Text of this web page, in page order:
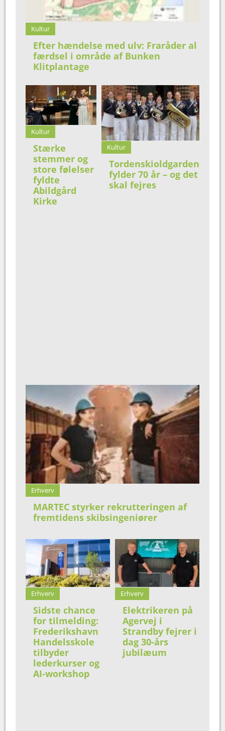
Kultur
Efter hændelse med ulv: Fraråder al
færdsel i område af Bunken
Klitplantage
Kultur
Stærke
stemmer og
store følelser
fyldte
Abildgård
Kirke
Kultur
Tordenskioldgarden
fylder 70 år – og det
skal fejres
Erhverv
MARTEC styrker rekrutteringen af
fremtidens skibsingeniører
Erhverv
Sidste chance
for tilmelding:
Frederikshavn
Handelsskole
tilbyder
lederkurser og
AI-workshop
Erhverv
Elektrikeren på
Agervej i
Strandby fejrer i
dag 30-års
jubilæum